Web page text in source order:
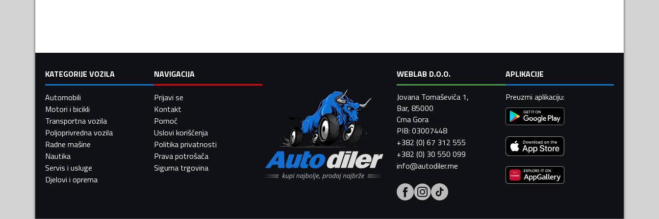
KATEGORIJE VOZILA
Automobili
Motori i bicikli
Transportna vozila
Poljoprivredna vozila
Radne mašine
Nautika
Servis i usluge
Djelovi i oprema
NAVIGACIJA
Prijavi se
Kontakt
Pomoć
Uslovi korišćenja
Politika privatnosti
Prava potrošača
Sigurna trgovina
WEBLAB D.O.O.
Jovana Tomaševića 1,
Bar, 85000
Crna Gora
PIB: 03007448
+382 (0) 67 312 555
+382 (0) 30 550 099
info@autodiler.me
APLIKACIJE
Preuzmi aplikaciju: